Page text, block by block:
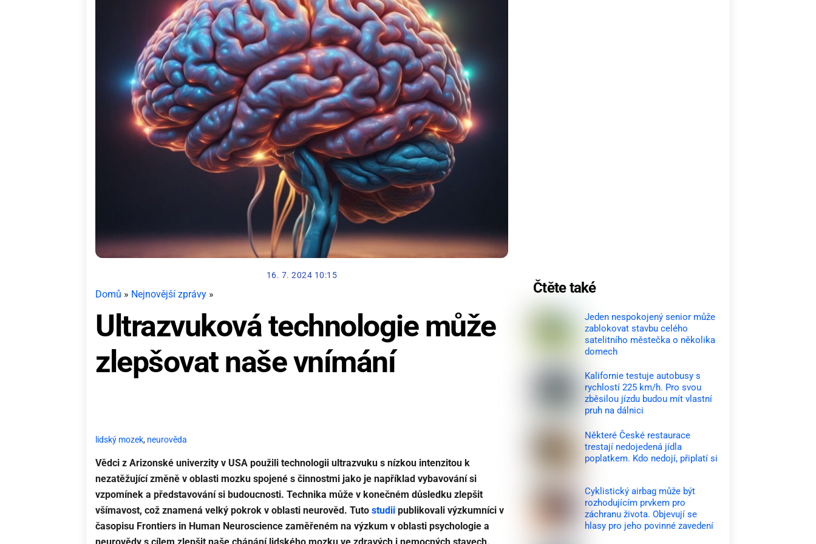
16. 7. 2024 10:15
Domů » Nejnovější zprávy »
Ultrazvuková technologie může
zlepšovat naše vnímání
lidský mozek, neurověda
Vědci z Arizonské univerzity v USA použili technologii ultrazvuku s nízkou intenzitou k
nezatěžující změně v oblasti mozku spojené s činnostmi jako je například vybavování si
vzpomínek a představování si budoucnosti. Technika může v konečném důsledku zlepšit
všímavost, což znamená velký pokrok v oblasti neurověd. Tuto studii publikovali výzkumníci v
časopisu Frontiers in Human Neuroscience zaměřeném na výzkum v oblasti psychologie a
Čtěte také
Jeden nespokojený senior může
zablokovat stavbu celého
satelitního městečka o několika
domech
Kalifornie testuje autobusy s
rychlostí 225 km/h. Pro svou
zběsilou jízdu budou mít vlastní
pruh na dálnici
Některé České restaurace
trestají nedojedená jídla
poplatkem. Kdo nedojí, připlatí si
Cyklistický airbag může být
rozhodujícím prvkem pro
záchranu života. Objevují se
hlasy pro jeho povinné zavedení